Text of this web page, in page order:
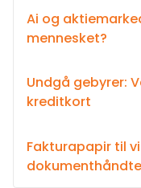
Ai og
mennesket?
Undgå gebyrer:
kreditkort
Fakturapapir til